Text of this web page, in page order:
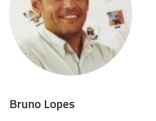
Bruno Lopes